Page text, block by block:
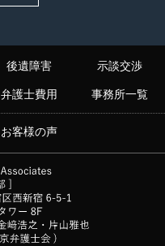
後遺障害 示談交渉
弁護士費用 事務所一覧
お客様の声